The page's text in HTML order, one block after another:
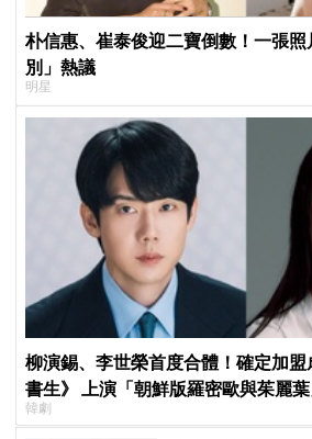
朴信惠、崔泰俊迎二寶倒數！一張
別」熱議
明星
柳演錫、李世榮首度合體！確定加
書生》 上演「朝鮮版羅密歐與茱麗葉
韓劇